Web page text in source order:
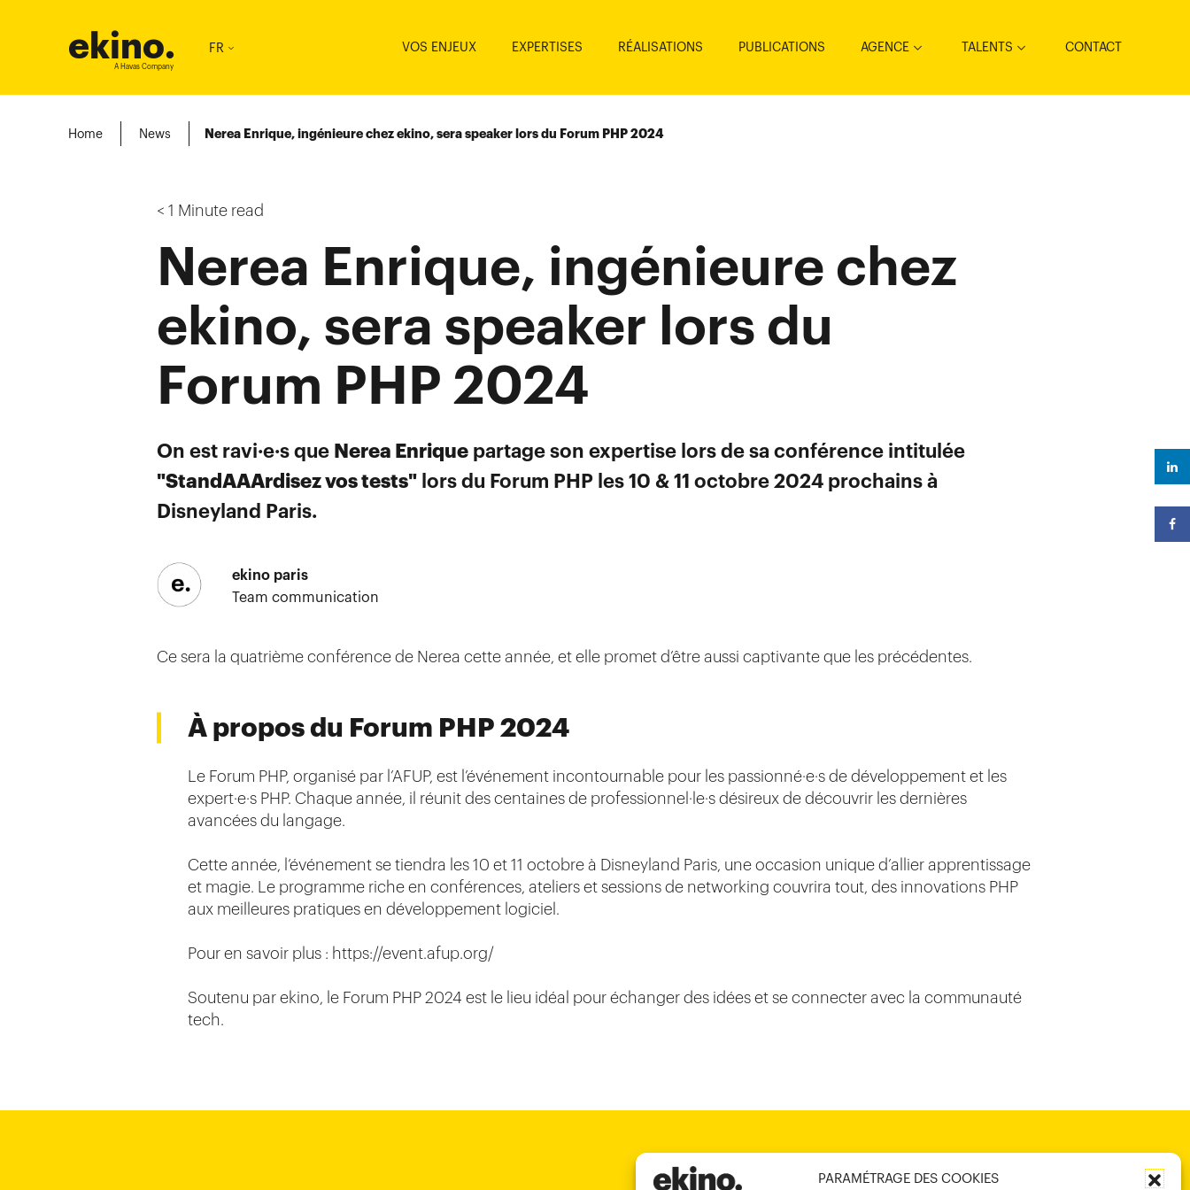
PARAMÉTRAGE DES COOKIES
ekino.
A Havas Company
FR VOS ENJEUX EXPERTISES RÉALISATIONS PUBLICATIONS AGENCE TALENTS CONTACT
Home News Nerea Enrique, ingénieure chez ekino, sera speaker lors du Forum PHP 2024
< 1 Minute read
Nerea Enrique, ingénieure chez
ekino, sera speaker lors du
Forum PHP 2024
On est ravi·e·s queNerea Enriquepartage son expertise lors de sa conférence intitulée
"StandAAArdisez vos tests"lors du Forum PHP les 10 & 11 octobre 2024 prochains à
Disneyland Paris.
ekino paris
Team communication
Ce sera la quatrième conférence de Nerea cette année, et elle promet d’être aussi captivante que les précédentes.
À propos du Forum PHP 2024
Le Forum PHP, organisé par l’AFUP, est l’événement incontournable pour les passionné·e·s de développement et les
expert·e·s PHP. Chaque année, il réunit des centaines de professionnel·le·s désireux de découvrir les dernières
avancées du langage.
Cette année, l’événement se tiendra les 10 et 11 octobre à Disneyland Paris, une occasion unique d’allier apprentissage
et magie. Le programme riche en conférences, ateliers et sessions de networking couvrira tout, des innovations PHP
aux meilleures pratiques en développement logiciel.
Pour en savoir plus : https://event.afup.org/
Soutenu par ekino, le Forum PHP 2024 est le lieu idéal pour échanger des idées et se connecter avec la communauté
tech.